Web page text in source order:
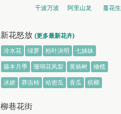
千波万波
阿里山龙
蔓花生
新花怒放 (更多最新花卉)
冷水花 绿萝 粉叶决明 七姊妹
藤本月季 珊瑚花凤梨 黄杨树 橄榄
冰娇 莽吉柿 哈密瓜 香瓜 槟榔
柳巷花街